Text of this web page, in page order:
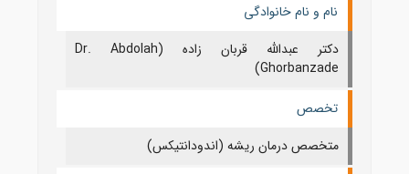
نام و نام خانوادگی
دکتر عبدالله قربان زاده (Dr. Abdolah
Ghorbanzade)
تخصص
متخصص درمان ریشه (اندودانتیکس)